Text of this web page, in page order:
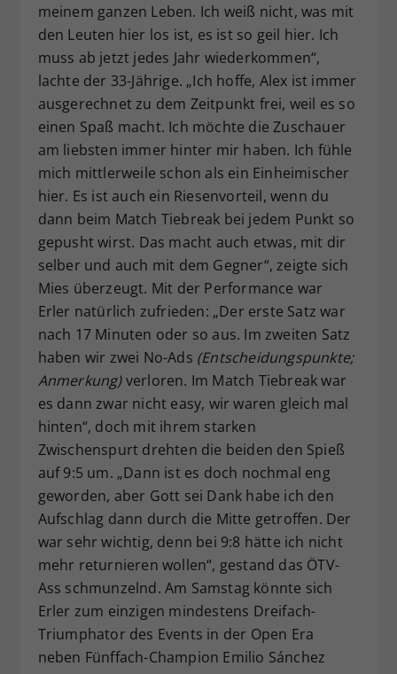
meinem ganzen Leben. Ich weiß nicht, was mit
den Leuten hier los ist, es ist so geil hier. Ich
muss ab jetzt jedes Jahr wiederkommen“,
lachte der 33-Jährige. „Ich hoffe, Alex ist immer
ausgerechnet zu dem Zeitpunkt frei, weil es so
einen Spaß macht. Ich möchte die Zuschauer
am liebsten immer hinter mir haben. Ich fühle
mich mittlerweile schon als ein Einheimischer
hier. Es ist auch ein Riesenvorteil, wenn du
dann beim Match Tiebreak bei jedem Punkt so
gepusht wirst. Das macht auch etwas, mit dir
selber und auch mit dem Gegner“, zeigte sich
Mies überzeugt. Mit der Performance war
Erler natürlich zufrieden: „Der erste Satz war
nach 17 Minuten oder so aus. Im zweiten Satz
haben wir zwei No-Ads (Entscheidungspunkte;
Anmerkung)verloren. Im Match Tiebreak war
es dann zwar nicht easy, wir waren gleich mal
hinten“, doch mit ihrem starken
Zwischenspurt drehten die beiden den Spieß
auf 9:5 um. „Dann ist es doch nochmal eng
geworden, aber Gott sei Dank habe ich den
Aufschlag dann durch die Mitte getroffen. Der
war sehr wichtig, denn bei 9:8 hätte ich nicht
mehr returnieren wollen“, gestand das ÖTV-
Ass schmunzelnd. Am Samstag könnte sich
Erler zum einzigen mindestens Dreifach-
Triumphator des Events in der Open Era
neben Fünffach-Champion Emilio Sánchez